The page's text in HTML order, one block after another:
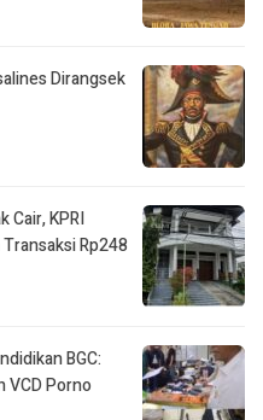
Dirangsek
Cair, KPRI
Rp248
BGC:
VCD Porno